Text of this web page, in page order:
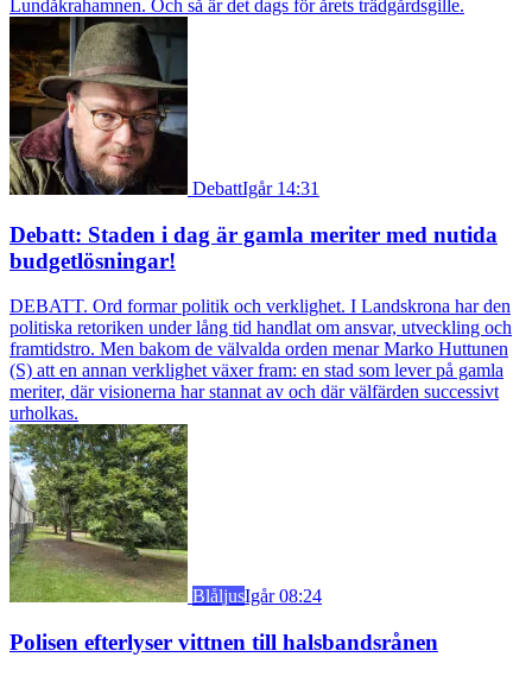
Lundåkrahamnen. Och så är det dags för årets trädgårdsgille.
DebattIgår 14:31
Debatt: Staden i dag är gamla meriter med nutida
budgetlösningar!
DEBATT. Ord formar politik och verklighet. I Landskrona har den
politiska retoriken under lång tid handlat om ansvar, utveckling och
framtidstro. Men bakom de välvalda orden menar Marko Huttunen
(S) att en annan verklighet växer fram: en stad som lever på gamla
meriter, där visionerna har stannat av och där välfärden successivt
urholkas.
BlåljusIgår 08:24
Polisen efterlyser vittnen till halsbandsrånen